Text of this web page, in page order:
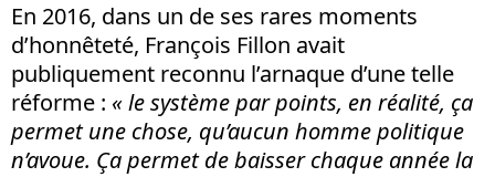
En 2016, dans un de ses rares moments
d’honnêteté, François Fillon avait
publiquement reconnu l’arnaque d’une telle
réforme : « le système par points, en réalité, ça
permet une chose, qu’aucun homme politique
n’avoue. Ça permet de baisser chaque année la